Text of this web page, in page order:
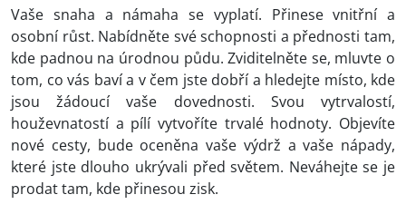
Vaše snaha a námaha se vyplatí. Přinese vnitřní a
osobní růst. Nabídněte své schopnosti a přednosti tam,
kde padnou na úrodnou půdu. Zviditelněte se, mluvte o
tom, co vás baví a v čem jste dobří a hledejte místo, kde
jsou žádoucí vaše dovednosti. Svou vytrvalostí,
houževnatostí a pílí vytvoříte trvalé hodnoty. Objevíte
nové cesty, bude oceněna vaše výdrž a vaše nápady,
které jste dlouho ukrývali před světem. Neváhejte se je
prodat tam, kde přinesou zisk.